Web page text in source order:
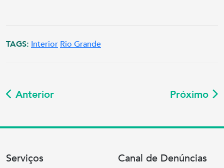
TAGS: Interior Rio Grande
Anterior Próximo
Serviços Canal de Denúncias